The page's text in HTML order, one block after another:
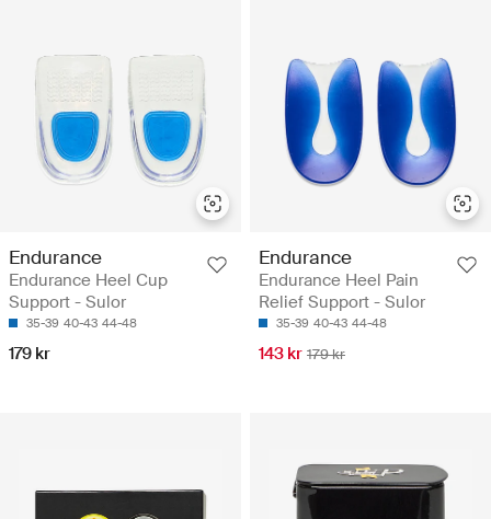
Endurance
Endurance Heel Cup
Support - Sulor
35-39 40-43 44-48
179 kr
Endurance
Endurance Heel Pain
Relief Support - Sulor
35-39 40-43 44-48
143 kr 179 kr